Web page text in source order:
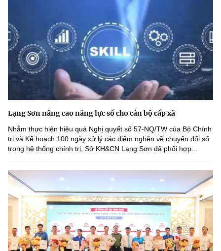
Lạng Sơn nâng cao năng lực số cho cán bộ cấp xã
Nhằm thực hiện hiệu quả Nghị quyết số 57-NQ/TW của Bộ Chính
trị và Kế hoạch 100 ngày xử lý các điểm nghẽn về chuyển đổi số
trong hệ thống chính trị, Sở KH&CN Lạng Sơn đã phối hợp...